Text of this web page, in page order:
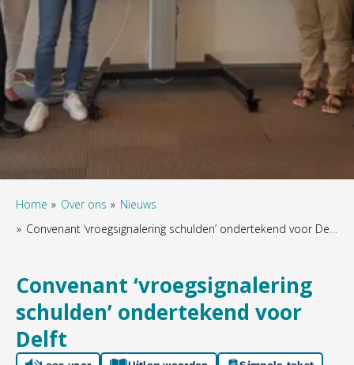
Home Over ons
Nieuws
Convenant ‘vroegsignalering schulden’ ondertekend voor Delft
Convenant ‘vroegsignalering
schulden’ ondertekend voor
Delft